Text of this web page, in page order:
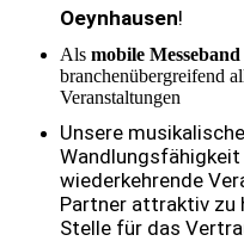
Oeynhausen!
Als mobile Messeband
branchenübergreifend
Veranstaltungen
Unsere
wiederkehrende
Partner attraktiv zu
Stelle für das